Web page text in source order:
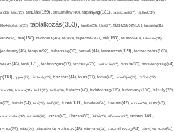
tánc(26), tanulás(159), tanulmány(40), tápanyag(181), tapasztalat(27), táplálék(34),
táplálkozás(353), tárolás(29), társ(27), társadalom(50), társaság(31),
tea(158), technika(46), tej(88), tejtermék(60), tél(153), telefon(49), televízió(31),
terápia(92), terhesség(96), termék(44), természet(129), természetes(103),
test(171), testmozgás(97), testsúly(79), testtartás(27), tészta(39), tevékenység(44),
tippek(27), tisztaság(35), tisztítás(44), tojás(91), torna(43), torokfájás(32), törődés(27),
trauma(31), trükk(25), tudás(30), tudatos(46), tudatosság(115), tudomány(106), túlsúly(72),
turmix(64), túró(29), tüdő(28), tünet(139), tünetek(64), türelem(47), uborka(26), újév(42),
újszülött(26), úszás(46), Utazás(85), Üdítő(26), ülőmunka(27), ünnep(148),
válás(24), választás(29), változás(48), változatos(24), várandósság(54), város(24), vas(64),